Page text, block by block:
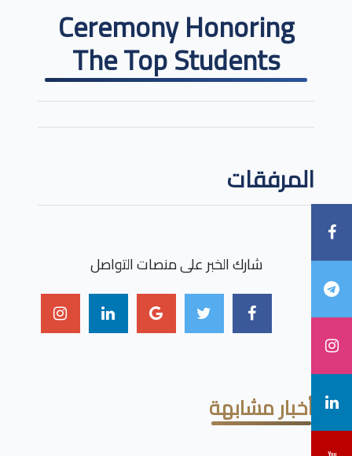
Ceremony Honoring
The Top Students
المرفقات
شارك الخبر على منصات التواصل
أخبار مشابهة